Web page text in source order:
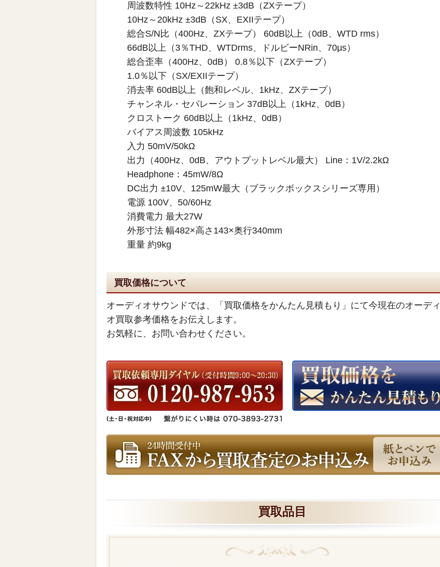
周波数特性 10Hz～22kHz ±3dB（ZXテープ）
10Hz～20kHz ±3dB（SX、EXIIテープ）
総合S/N比（400Hz、ZXテープ） 60dB以上（0dB、WTD rms）
66dB以上（3％THD、WTDrms、ドルビーNRin、70μs）
総合歪率（400Hz、0dB） 0.8％以下（ZXテープ）
1.0％以下（SX/EXIIテープ）
消去率 60dB以上（飽和レベル、1kHz、ZXテープ）
チャンネル・セパレーション 37dB以上（1kHz、0dB）
クロストーク 60dB以上（1kHz、0dB）
バイアス周波数 105kHz
入力 50mV/50kΩ
出力（400Hz、0dB、アウトプットレベル最大） Line：1V/2.2kΩ
Headphone：45mW/8Ω
DC出力 ±10V、125mW最大（ブラックボックスシリーズ専用）
電源 100V、50/60Hz
消費電力 最大27W
外形寸法 幅482×高さ143×奥行340mm
重量 約9kg
買取価格について
オーディオサウンドでは、「買取価格をかんたん見積もり」にて今現在のオーディ
オ買取参考価格をお伝えします。
お気軽に、お問い合わせください。
買取品目